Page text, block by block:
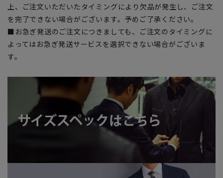
上、ご注文いただいたタイミングにより欠品が発生し、ご注文
を完了できない場合がございます。予めご了承ください。
■お急ぎ発送のご注文につきましても、ご注文のタイミングに
よってはお急ぎ発送サービスを選択できない場合がございま
す。